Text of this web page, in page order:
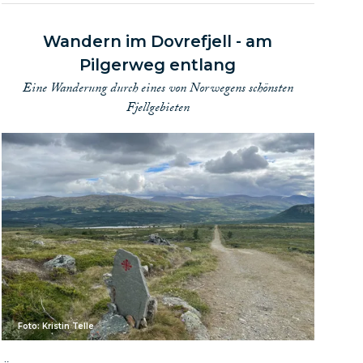
können!
einfacher.
Wandern im Dovrefjell - am
Pilgerweg entlang
Eine Wanderung durch eines von Norwegens schönsten
Fjellgebieten
Foto: Kristin Telle